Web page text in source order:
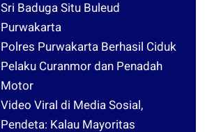
Sri Baduga Situ Buleud
Purwakarta
Polres Purwakarta Berhasil Ciduk
Pelaku Curanmor dan Penadah
Motor
Video Viral di Media Sosial,
Pendeta: Kalau Mayoritas